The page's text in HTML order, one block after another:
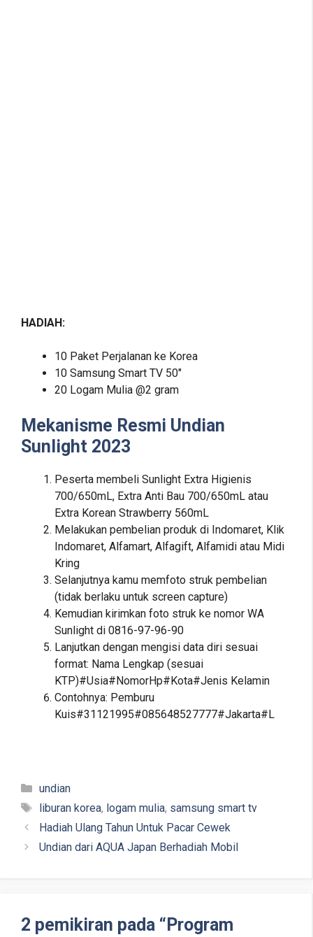
HADIAH:
10 Paket Perjalanan ke Korea
10 Samsung Smart TV 50″
20 Logam Mulia @2 gram
Mekanisme Resmi Undian
Sunlight 2023
Peserta membeli Sunlight Extra Higienis
700/650mL, Extra Anti Bau 700/650mL atau
Extra Korean Strawberry 560mL
Melakukan pembelian produk di Indomaret, Klik
Indomaret, Alfamart, Alfagift, Alfamidi atau Midi
Kring
Selanjutnya kamu memfoto struk pembelian
(tidak berlaku untuk screen capture)
Kemudian kirimkan foto struk ke nomor WA
Sunlight di 0816-97-96-90
Lanjutkan dengan mengisi data diri sesuai
format: Nama Lengkap (sesuai
KTP)#Usia#NomorHp#Kota#Jenis Kelamin
Contohnya: Pemburu
Kuis#31121995#085648527777#Jakarta#L
Kategori
undian
Tag
liburan korea, logam mulia, samsung smart tv
Hadiah Ulang Tahun Untuk Pacar Cewek
Undian dari AQUA Japan Berhadiah Mobil
2 pemikiran pada “Program